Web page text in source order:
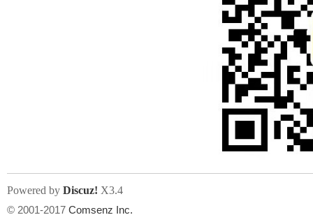
Powered by Discuz! X3.4
© 2001-2017 Comsenz Inc.